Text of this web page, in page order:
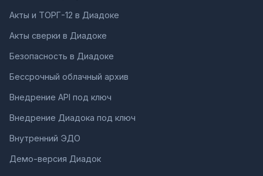
Акты и ТОРГ-12 в Диадоке
Акты сверки в Диадоке
Безопасность в Диадоке
Бессрочный облачный архив
Внедрение API под ключ
Внедрение Диадока под ключ
Внутренний ЭДО
Демо-версия Диадок